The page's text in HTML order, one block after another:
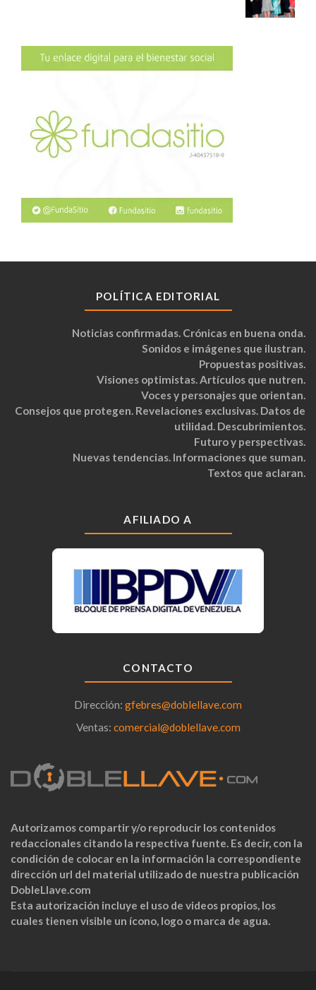
POLÍTICA EDITORIAL
Noticias confirmadas. Crónicas en buena onda.
Sonidos e imágenes que ilustran.
Propuestas positivas.
Visiones optimistas. Artículos que nutren.
Voces y personajes que orientan.
Consejos que protegen. Revelaciones exclusivas. Datos de
utilidad. Descubrimientos.
Futuro y perspectivas.
Nuevas tendencias. Informaciones que suman.
Textos que aclaran.
AFILIADO A
CONTACTO
Dirección: gfebres@doblellave.com
Ventas: comercial@doblellave.com
Autorizamos compartir y/o reproducir los contenidos
redaccionales citando la respectiva fuente. Es decir, con la
condición de colocar en la información la correspondiente
dirección url del material utilizado de nuestra publicación
DobleLlave.com
Esta autorización incluye el uso de videos propios, los
cuales tienen visible un ícono, logo o marca de agua.